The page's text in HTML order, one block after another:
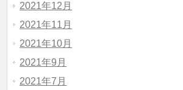
2021年12月
2021年11月
2021年10月
2021年9月
2021年7月